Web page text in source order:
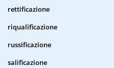
rettificazione
riqualificazione
russificazione
salificazione